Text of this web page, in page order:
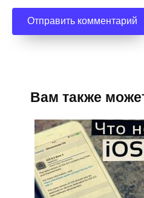
Вам также